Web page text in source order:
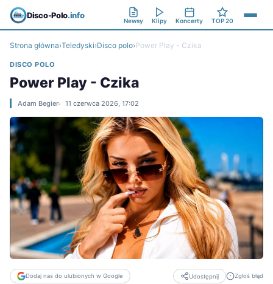
Disco-Polo.info
Newsy Klipy Koncerty TOP 20
Strona główna›Teledyski›Disco polo›Power Play - Czika
DISCO POLO
Power Play - Czika
Adam Begier 11 czerwca 2026, 17:02
Dodaj nas do ulubionych w Google Udostępnij Zgłoś błąd